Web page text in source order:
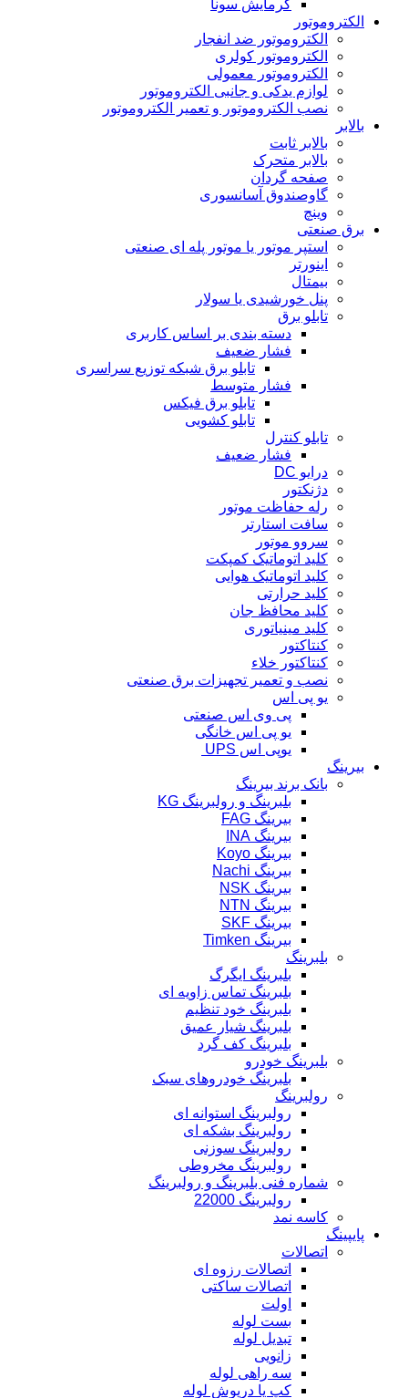
گرمایش سونا
الکتروموتور
الکتروموتور ضد انفجار
الکتروموتور کولری
الکتروموتور معمولی
لوازم یدکی و جانبی الکتروموتور
نصب الکتروموتور و تعمیر الکتروموتور
بالابر
بالابر ثابت
بالابر متحرک
صفحه گردان
گاوصندوق آسانسوری
وینچ
برق صنعتی
استپر موتور یا موتور پله ای صنعتی
اینورتر
بیمتال
پنل خورشیدی یا سولار
تابلو برق
دسته بندی بر اساس کاربری
فشار ضعیف
تابلو برق شبکه توزیع سراسری
فشار متوسط
تابلو برق فیکس
تابلو کشویی
تابلو کنترل
فشار ضعیف
درایو DC
دژنکتور
رله حفاظت موتور
سافت استارتر
سروو موتور
کلید اتوماتیک کمپکت
کلید اتوماتیک هوایی
کلید حرارتی
کلید محافظ جان
کلید مینیاتوری
کنتاکتور
کنتاکتور خلاء
نصب و تعمیر تجهیزات برق صنعتی
یو پی اس
پی وی اس صنعتی
یو پی اس خانگی
یوپی اس UPS
بیرینگ
بانک برند بیرینگ
بلبرینگ و رولبرینگ KG
بیرینگ FAG
بیرینگ INA
بیرینگ Koyo
بیرینگ Nachi
بیرینگ NSK
بیرینگ NTN
بیرینگ SKF
بیرینگ Timken
بلبرینگ
بلبرینگ ایگرگ
بلبرینگ تماس زاویه ای
بلبرینگ خود تنظیم
بلبرینگ شیار عمیق
بلبرینگ کف گرد
بلبرینگ خودرو
بلبرینگ خودروهای سبک
رولبرینگ
رولبرینگ استوانه ای
رولبرینگ بشکه ای
رولبرینگ سوزنی
رولبرینگ مخروطی
شماره فنی بلبرینگ و رولبرینگ
رولبرینگ 22000
کاسه نمد
پایپینگ
اتصالات
اتصالات رزوه ای
اتصالات ساکتی
اولت
بست لوله
تبدیل لوله
زانویی
سه راهی لوله
کپ یا درپوش لوله